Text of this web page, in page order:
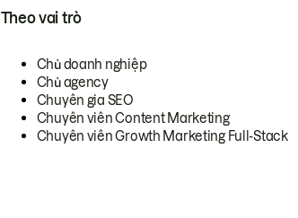
Theo vai trò
Chủ doanh nghiệp
Chủ agency
Chuyên gia SEO
Chuyên viên Content Marketing
Chuyên viên Growth Marketing Full-Stack